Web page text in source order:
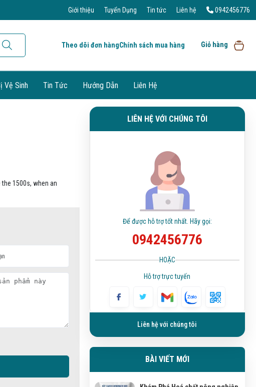
Giới thiệu Tuyển Dụng Tin tức Liên hệ 0942456776
Theo dõi đơn hàngChính sách mua hàng Giỏ hàng
Vệ Sinh Tin Tức Hướng Dẫn Liên Hệ
1500s, when an
LIÊN HỆ VỚI CHÚNG TÔI
Để được hỗ trợ tốt nhất. Hãy gọi:
0942456776
HOẶC
Hỗ trợ trực tuyến
Liên hệ với chúng tôi
BÀI VIẾT MỚI